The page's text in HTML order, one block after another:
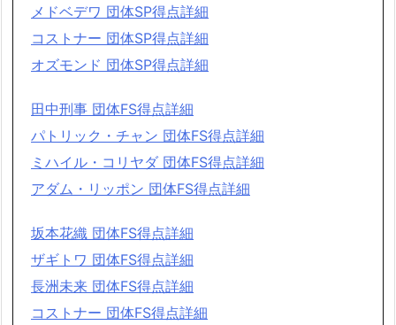
メドベデワ 団体SP得点詳細
コストナー 団体SP得点詳細
オズモンド 団体SP得点詳細
田中刑事 団体FS得点詳細
パトリック・チャン 団体FS得点詳細
ミハイル・コリヤダ 団体FS得点詳細
アダム・リッポン 団体FS得点詳細
坂本花織 団体FS得点詳細
ザギトワ 団体FS得点詳細
長洲未来 団体FS得点詳細
コストナー 団体FS得点詳細